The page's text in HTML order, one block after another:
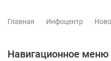
Главная Инфоцентр
Навигационное меню